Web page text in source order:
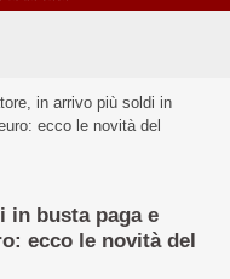
in arrivo più soldi in
ecco le novità del
in busta paga e
ecco le novità del